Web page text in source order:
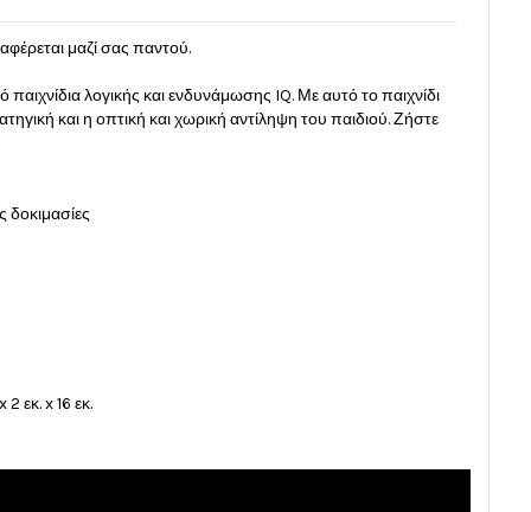
μαζί σας παντού.
λογικής και ενδυνάμωσης IQ. Με αυτό το παιχνίδι
και η οπτική και χωρική αντίληψη του παιδιού. Ζήστε
δοκιμασίες
εκ. x 16 εκ.